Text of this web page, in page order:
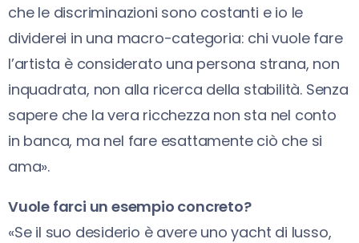
che le discriminazioni sono costanti e io le
dividerei in una macro-categoria: chi vuole fare
l’artista è considerato una persona strana, non
inquadrata, non alla ricerca della stabilità. Senza
sapere che la vera ricchezza non sta nel conto
in banca, ma nel fare esattamente ciò che si
ama».
Vuole farci un esempio concreto?
«Se il suo desiderio è avere uno yacht di lusso,